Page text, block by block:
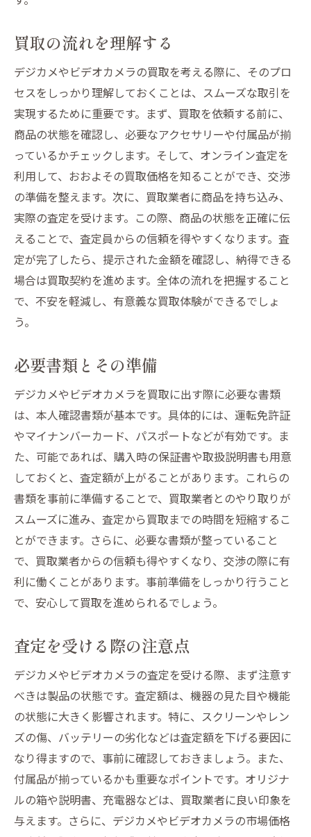
競争分析を基にしたアプローチ
適正な保管環境を整える
長期間保管時の注意点
定期的なメンテナンスの重要性
湿気と直射日光の影響を防ぐ
専用ケースの選び方
保管時に避けるべきミス
山形市での買取を有利に進めるための交渉術
事前準備で交渉を有利に
効果的なコミュニケーションの技術
強気で交渉するための心得
成功事例から学ぶ交渉法
専門業者を選ぶ際にチェックすべきポイント
信頼できる業者の見極め方
口コミと評判の確認方法
契約条件の比較
サポート体制の充実度
査定士の専門性を確認する
リサイクル法令への対応状況
デジタル機器の賢い手放し方と買取後の活用法
デジタル機器の処分方法
環境に配慮した手放し方
データの安全な削除方法
買取後の新たな活用先
サステナブルな取引の実践
買取の流れを理解する
デジカメやビデオカメラの買取を考える際に、そのプロ
セスをしっかり理解しておくことは、スムーズな取引を
実現するために重要です。まず、買取を依頼する前に、
商品の状態を確認し、必要なアクセサリーや付属品が揃
っているかチェックします。そして、オンライン査定を
利用して、おおよその買取価格を知ることができ、交渉
の準備を整えます。次に、買取業者に商品を持ち込み、
実際の査定を受けます。この際、商品の状態を正確に伝
えることで、査定員からの信頼を得やすくなります。査
定が完了したら、提示された金額を確認し、納得できる
場合は買取契約を進めます。全体の流れを把握すること
で、不安を軽減し、有意義な買取体験ができるでしょ
う。
必要書類とその準備
デジカメやビデオカメラを買取に出す際に必要な書類
は、本人確認書類が基本です。具体的には、運転免許証
やマイナンバーカード、パスポートなどが有効です。ま
た、可能であれば、購入時の保証書や取扱説明書も用意
しておくと、査定額が上がることがあります。これらの
書類を事前に準備することで、買取業者とのやり取りが
スムーズに進み、査定から買取までの時間を短縮するこ
とができます。さらに、必要な書類が整っていること
で、買取業者からの信頼も得やすくなり、交渉の際に有
利に働くことがあります。事前準備をしっかり行うこと
で、安心して買取を進められるでしょう。
査定を受ける際の注意点
デジカメやビデオカメラの査定を受ける際、まず注意す
べきは製品の状態です。査定額は、機器の見た目や機能
の状態に大きく影響されます。特に、スクリーンやレン
ズの傷、バッテリーの劣化などは査定額を下げる要因に
なり得ますので、事前に確認しておきましょう。また、
付属品が揃っているかも重要なポイントです。オリジナ
ルの箱や説明書、充電器などは、買取業者に良い印象を
与えます。さらに、デジカメやビデオカメラの市場価格